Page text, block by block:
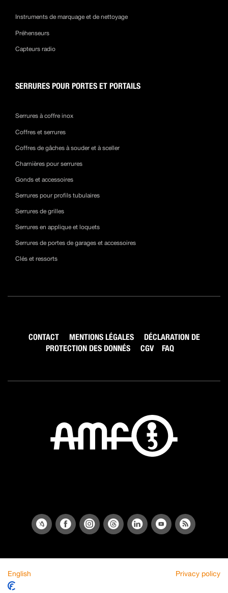
Instruments de marquage et de nettoyage
Préhenseurs
Capteurs radio
SERRURES POUR PORTES ET PORTAILS
Serrures à coffre inox
Coffres et serrures
Coffres de gâches à souder et à sceller
Charnières pour serrures
Gonds et accessoires
Serrures pour profils tubulaires
Serrures de grilles
Serrures en applique et loquets
Serrures de portes de garages et accessoires
Clés et ressorts
CONTACT MENTIONS LÉGALES
DÉCLARATION DE
PROTECTION DES DONNÉS
CGV FAQ
English Privacy policy